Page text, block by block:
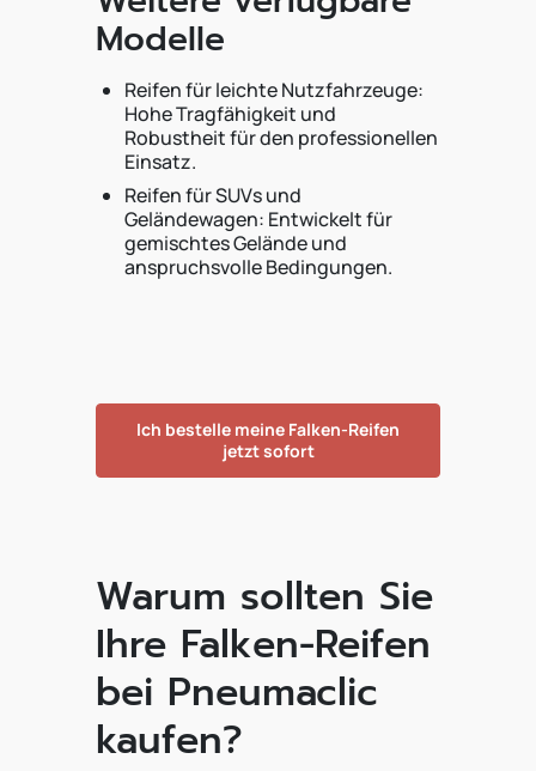
Modelle
Reifen für leichte Nutzfahrzeuge:
Hohe Tragfähigkeit und
Robustheit für den professionellen
Einsatz.
Reifen für SUVs und
Geländewagen: Entwickelt für
gemischtes Gelände und
anspruchsvolle Bedingungen.
Ich bestelle meine Falken-Reifen
jetzt sofort
Warum sollten Sie
Ihre Falken-Reifen
bei Pneumaclic
kaufen?